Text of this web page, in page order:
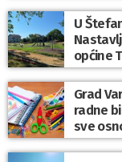
U
općine
Grad
radne
sve